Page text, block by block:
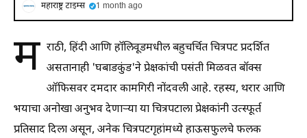
महाराष्ट्र टाइम्स 1 month ago
म राठी, हिंदी आणि हॉलिवूडमधील बहुचर्चित चित्रपट प्रदर्शित
असतानाही 'घबाडकुंड'ने प्रेक्षकांची पसंती मिळवत बॉक्स
ऑफिसवर दमदार कामगिरी नोंदवली आहे. रहस्य, थरार आणि
भयाचा अनोखा अनुभव देणाऱ्या या चित्रपटाला प्रेक्षकांनी उत्स्फूर्त
प्रतिसाद दिला असून, अनेक चित्रपटगृहांमध्ये हाऊसफुलचे फलक